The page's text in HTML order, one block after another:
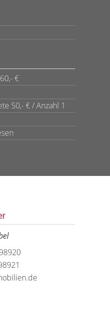
€
50,- € / Anzahl 1